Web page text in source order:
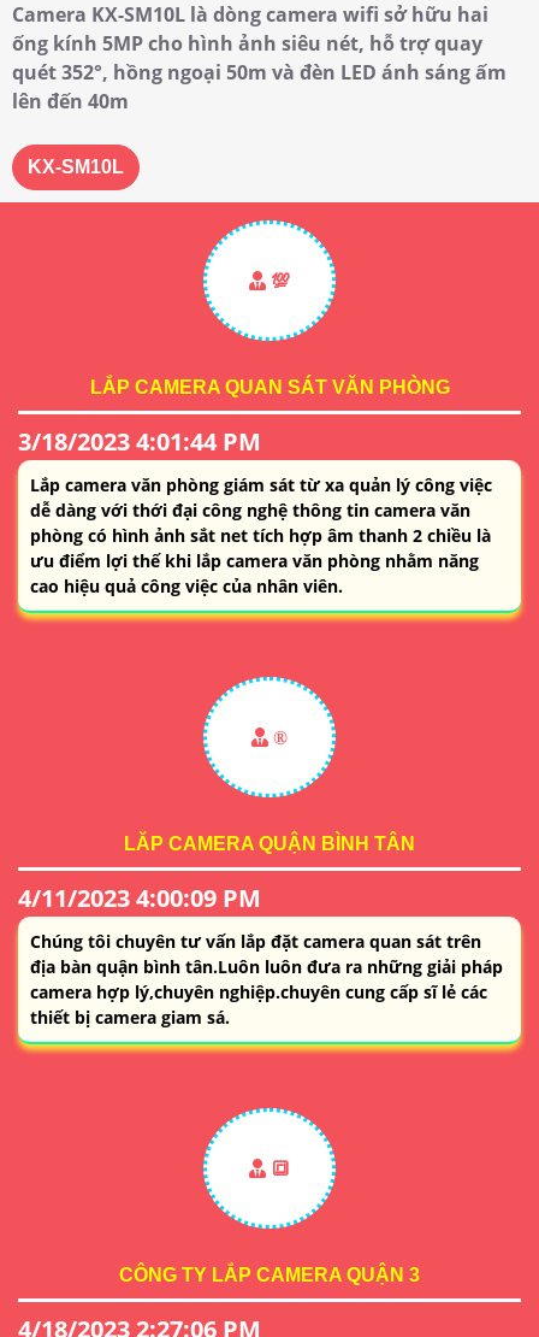
Camera KX-SM10L là dòng camera wifi sở hữu hai
ống kính 5MP cho hình ảnh siêu nét, hỗ trợ quay
quét 352°, hồng ngoại 50m và đèn LED ánh sáng ấm
lên đến 40m
KX-SM10L
💯
LẮP CAMERA QUAN SÁT VĂN PHÒNG
3/18/2023 4:01:44 PM
Lắp camera văn phòng giám sát từ xa quản lý công việc
dễ dàng với thới đại công nghệ thông tin camera văn
phòng có hình ảnh sắt net tích hợp âm thanh 2 chiều là
ưu điểm lợi thế khi lắp camera văn phòng nhằm năng
cao hiệu quả công việc của nhân viên.
®️
LĂP CAMERA QUẬN BÌNH TÂN
4/11/2023 4:00:09 PM
Chúng tôi chuyên tư vấn lắp đặt camera quan sát trên
địa bàn quận bình tân.Luôn luôn đưa ra những giải pháp
camera hợp lý,chuyên nghiệp.chuyên cung cấp sĩ lẻ các
thiết bị camera giam sá.
🔳
CÔNG TY LẮP CAMERA QUẬN 3
4/18/2023 2:27:06 PM